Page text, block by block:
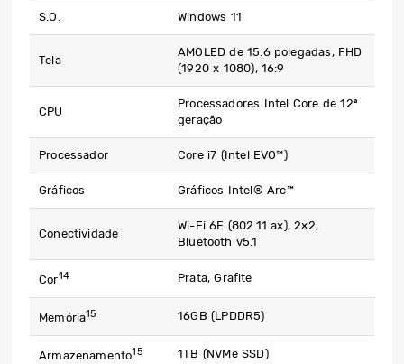
S.O. Windows 11
Tela
AMOLED de 15.6 polegadas, FHD
(1920 x 1080), 16:9
CPU​
Processadores Intel Core de 12ª
geração
Processador Core i7 (Intel EVO™)
Gráficos Gráficos Intel® Arc™
Conectividade
Wi-Fi 6E (802.11 ax), 2×2,
Bluetooth v5.1
Cor14 Prata, Grafite
Memória15 16GB (LPDDR5)
Armazenamento15 1TB (NVMe SSD)